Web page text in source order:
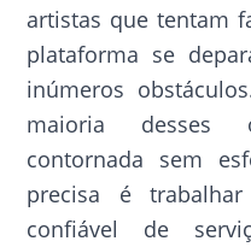
artistas que tentam
plataforma se
inúmeros
maioria desses
contornada sem
precisa é
confiável de